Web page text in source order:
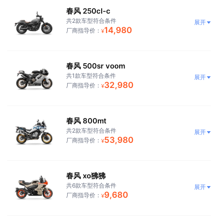
春风 250cl-c
共2款车型符合条件
厂商指导价： ¥14,980
展开
春风 500sr voom
共1款车型符合条件
厂商指导价： ¥32,980
展开
春风 800mt
共2款车型符合条件
厂商指导价： ¥53,980
展开
春风 xo狒狒
共6款车型符合条件
厂商指导价： ¥9,680
展开